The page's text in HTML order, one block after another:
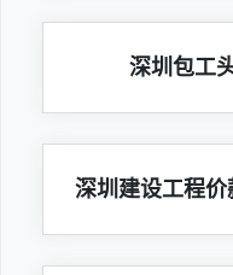
深圳包工
深圳建设工程